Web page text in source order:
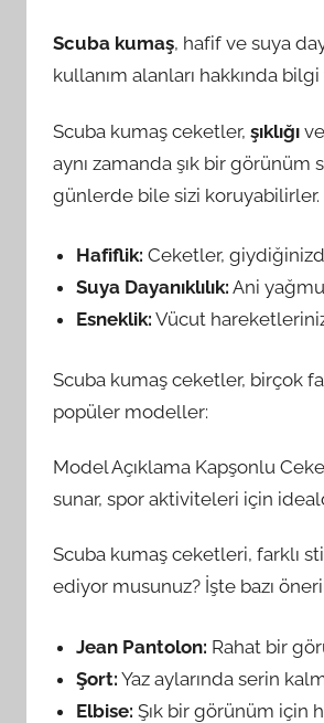
Scuba kumaş, hafif ve suya
kullanım alanları hakkında
Scuba kumaş ceketler, şıklığı ve
aynı zamanda şık bir görünüm
günlerde bile sizi
Hafiflik: Ceketler,
Suya Dayanıklılık: Ani
Esneklik: Vücut
Scuba kumaş ceketler, birçok
popüler modeller:
Model Açıklama Kapşonlu
sunar, spor aktiviteleri için
Scuba kumaş ceketleri, farklı
ediyor musunuz? İşte bazı
Jean Pantolon: Rahat bir
Şort: Yaz aylarında serin
Elbise: Şık bir görünüm için